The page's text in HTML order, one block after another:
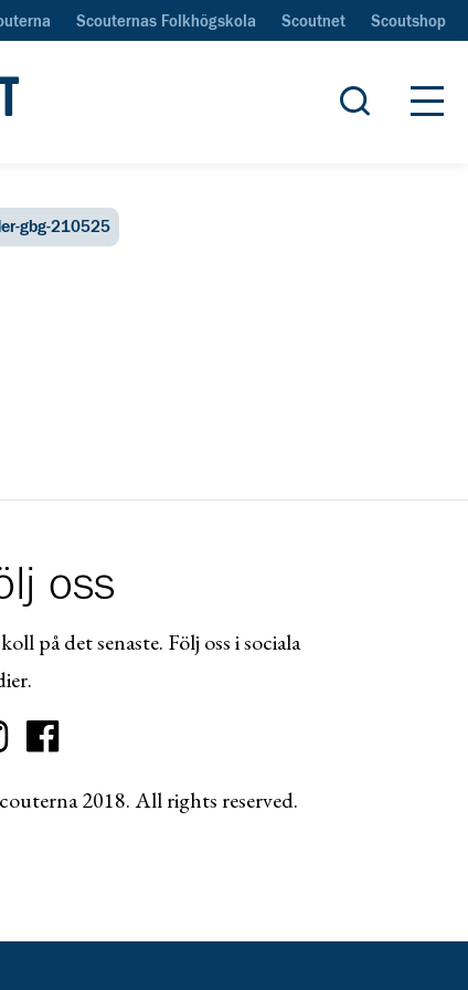
Scouternas Folkhögskola Scoutnet Scoutshop
Öppna
gbg-210525
oss
på det senaste. Följ oss i sociala
2018. All rights reserved.